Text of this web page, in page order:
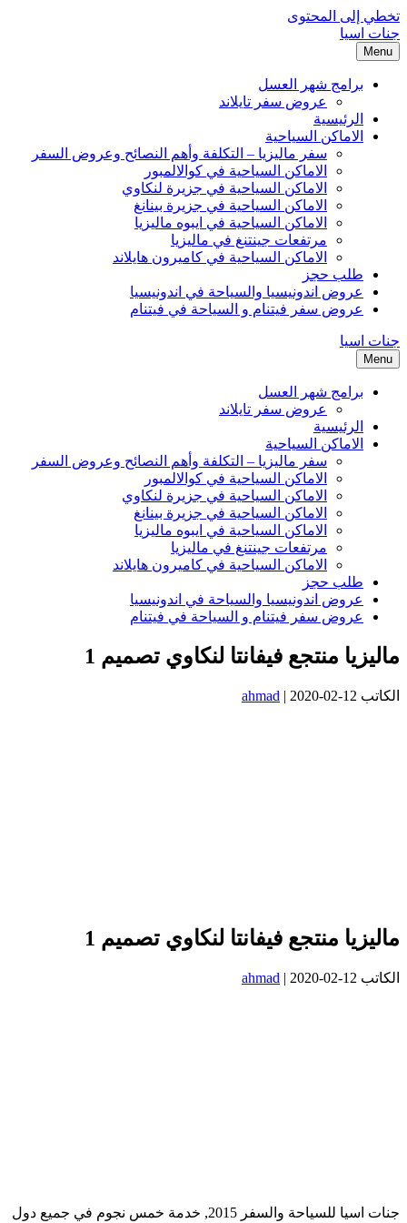
تخطي إلى المحتوى
جنات اسيا
Menu
برامج شهر العسل
عروض سفر تايلاند
الرئيسية
الاماكن السياحية
سفر ماليزيا – التكلفة وأهم النصائح وعروض السفر
الاماكن السياحية في كوالالمبور
الاماكن السياحية في جزيرة لنكاوي
الاماكن السياحية في جزيرة بينانغ
الاماكن السياحية في ايبوه ماليزيا
مرتفعات جينتنغ في ماليزيا
الاماكن السياحية في كاميرون هايلاند
طلب حجز
عروض اندونيسيا والسياحة في اندونيسيا
عروض سفر فيتنام و السياحة في فيتنام
جنات اسيا
Menu
برامج شهر العسل
عروض سفر تايلاند
الرئيسية
الاماكن السياحية
سفر ماليزيا – التكلفة وأهم النصائح وعروض السفر
الاماكن السياحية في كوالالمبور
الاماكن السياحية في جزيرة لنكاوي
الاماكن السياحية في جزيرة بينانغ
الاماكن السياحية في ايبوه ماليزيا
مرتفعات جينتنغ في ماليزيا
الاماكن السياحية في كاميرون هايلاند
طلب حجز
عروض اندونيسيا والسياحة في اندونيسيا
عروض سفر فيتنام و السياحة في فيتنام
ماليزيا منتجع فيفانتا لنكاوي تصميم 1
الكاتب ahmad | 2020-02-12
ماليزيا منتجع فيفانتا لنكاوي تصميم 1
الكاتب ahmad | 2020-02-12
جنات اسيا للسياحة والسفر 2015, خدمة خمس نجوم في جميع دول